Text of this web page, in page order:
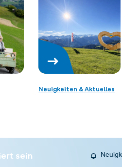
Neuigkeiten & Aktuelles
sein